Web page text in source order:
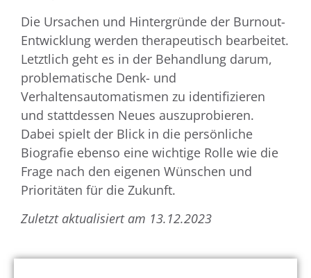
Die Ursachen und Hintergründe der Burnout-
Entwicklung werden therapeutisch bearbeitet.
Letztlich geht es in der Behandlung darum,
problematische Denk- und
Verhaltensautomatismen zu identifizieren
und stattdessen Neues auszuprobieren.
Dabei spielt der Blick in die persönliche
Biografie ebenso eine wichtige Rolle wie die
Frage nach den eigenen Wünschen und
Prioritäten für die Zukunft.
Zuletzt aktualisiert am 13.12.2023